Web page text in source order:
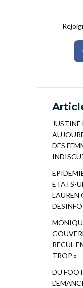
DES
ÉTATS-
LAUREN
RECUL
TROP »
DU